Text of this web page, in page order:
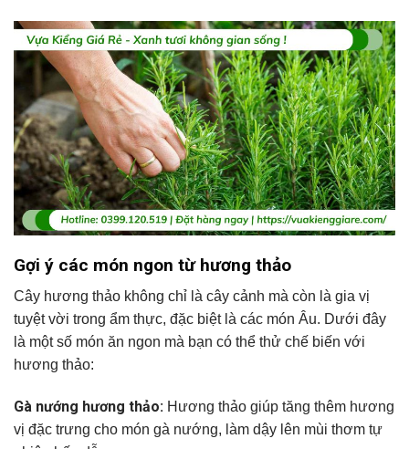
Gợi ý các món ngon từ hương thảo
Cây hương thảo không chỉ là cây cảnh mà còn là gia vị
tuyệt vời trong ẩm thực, đặc biệt là các món Âu. Dưới đây
là một số món ăn ngon mà bạn có thể thử chế biến với
hương thảo:
Gà nướng hương thảo: Hương thảo giúp tăng thêm hương
vị đặc trưng cho món gà nướng, làm dậy lên mùi thơm tự